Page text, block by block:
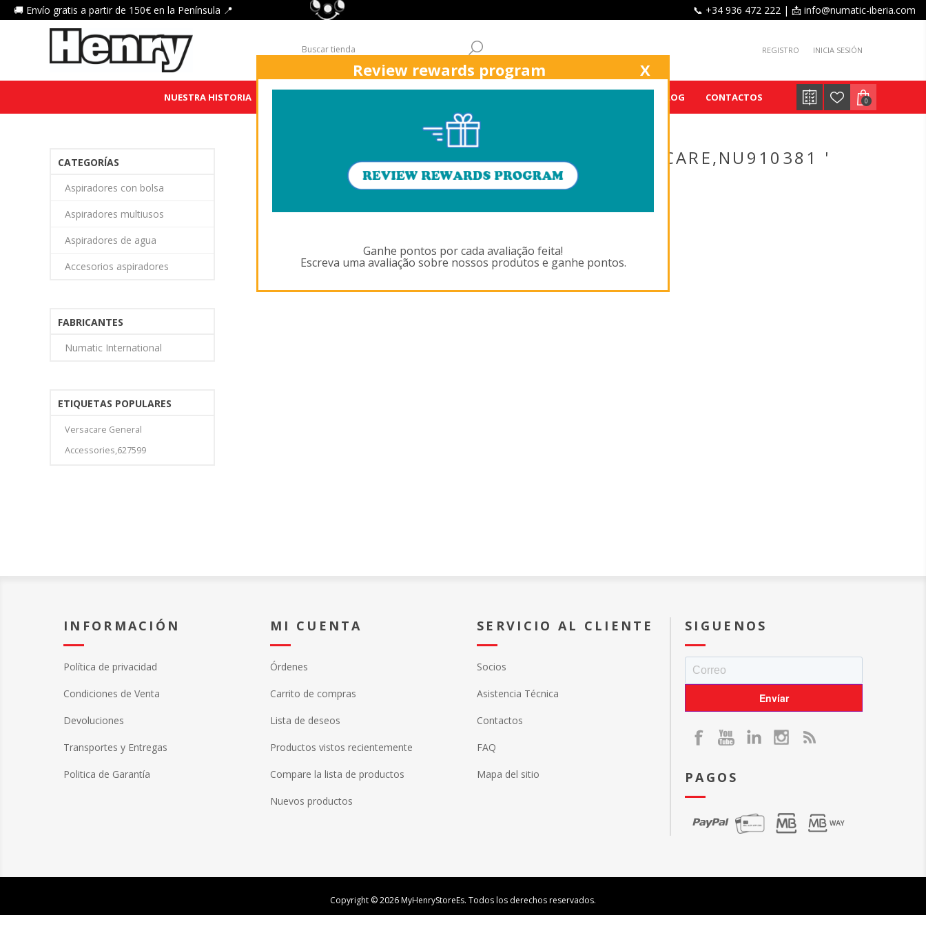
🚚 Envío gratis a partir de 150€ en la Península 📍 📞 +34 936 472 222 | 📩 info@numatic-iberia.com
REGISTRO INICIA SESIÓN
NUESTRA HISTORIA BLOG CONTACTOS 0
PRODUCTOS ETIQUETADOS CON ' VERSACARE,NU910381 '
CATEGORÍAS
Aspiradores con bolsa
Aspiradores multiusos
Aspiradores de agua
Accesorios aspiradores
FABRICANTES
Numatic International
ETIQUETAS POPULARES
Versacare General
Accessories,627599
INFORMACIÓN
Política de privacidad
Condiciones de Venta
Devoluciones
Transportes y Entregas
Politica de Garantía
MI CUENTA
Órdenes
Carrito de compras
Lista de deseos
Productos vistos recientemente
Compare la lista de productos
Nuevos productos
SERVICIO AL CLIENTE
Socios
Asistencia Técnica
Contactos
FAQ
Mapa del sitio
SIGUENOS
PAGOS
Copyright © 2026 MyHenryStoreEs. Todos los derechos reservados.
Review rewards program X
Ganhe pontos por cada avaliação feita!
Escreva uma avaliação sobre nossos produtos e ganhe pontos.